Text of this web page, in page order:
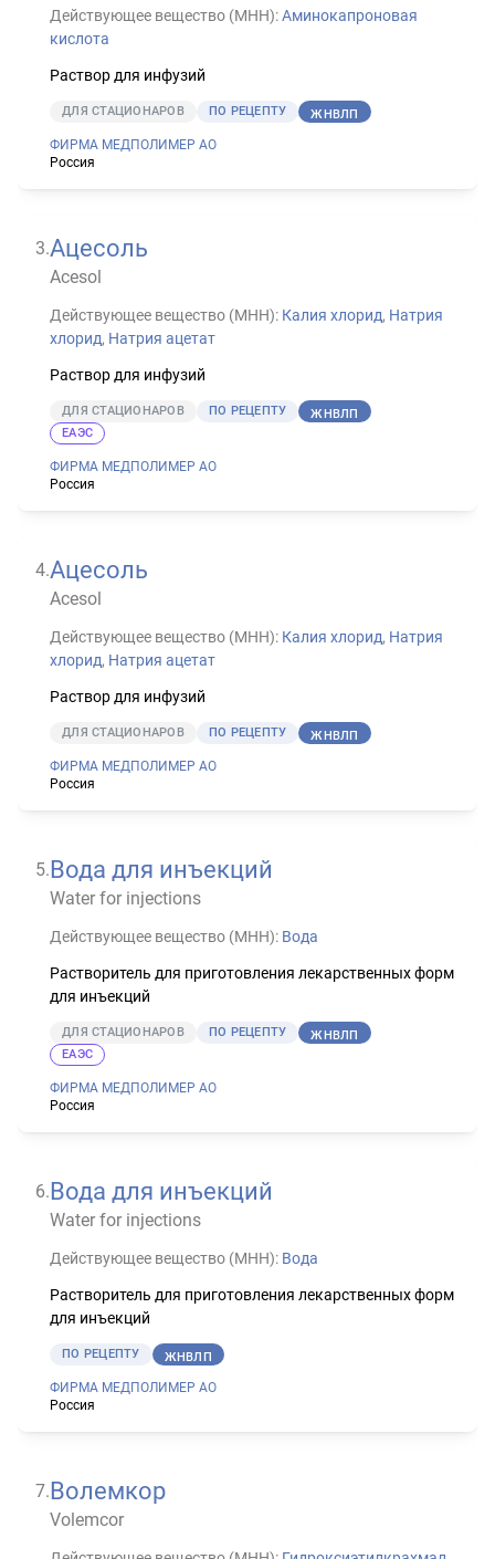
Действующее вещество (МНН):Аминокапроновая
кислота
Раствор для инфузий
ДЛЯ СТАЦИОНАРОВ ПО РЕЦЕПТУ ЖНВЛП
ФИРМА МЕДПОЛИМЕР АО
Россия
3.Ацесоль
Acesol
Действующее вещество (МНН): Калия хлорид, Натрия
хлорид, Натрия ацетат
Раствор для инфузий
ДЛЯ СТАЦИОНАРОВ ПО РЕЦЕПТУ ЖНВЛП
ФИРМА МЕДПОЛИМЕР АО
Россия
ЕАЭС
4.Ацесоль
Acesol
Действующее вещество (МНН): Калия хлорид, Натрия
хлорид, Натрия ацетат
Раствор для инфузий
ДЛЯ СТАЦИОНАРОВ ПО РЕЦЕПТУ ЖНВЛП
ФИРМА МЕДПОЛИМЕР АО
Россия
5.Вода для инъекций
Water for injections
Действующее вещество (МНН): Вода
Растворитель для приготовления лекарственных форм
для инъекций
ДЛЯ СТАЦИОНАРОВ ПО РЕЦЕПТУ ЖНВЛП
ФИРМА МЕДПОЛИМЕР АО
Россия
ЕАЭС
6.Вода для инъекций
Water for injections
Действующее вещество (МНН): Вода
Растворитель для приготовления лекарственных форм
для инъекций
ПО РЕЦЕПТУ ЖНВЛП
ФИРМА МЕДПОЛИМЕР АО
Россия
7.Волемкор
Volemcor